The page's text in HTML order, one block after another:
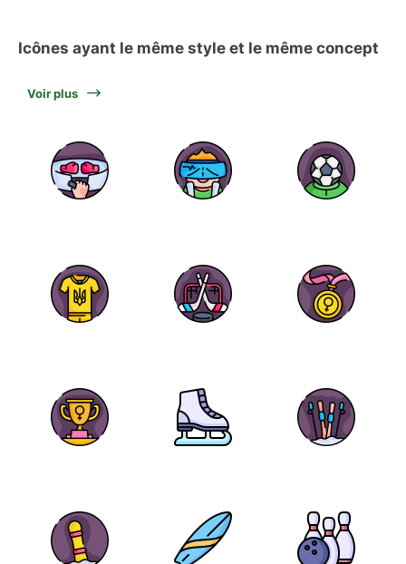
Icônes ayant le même style et le même concept
Voir plus